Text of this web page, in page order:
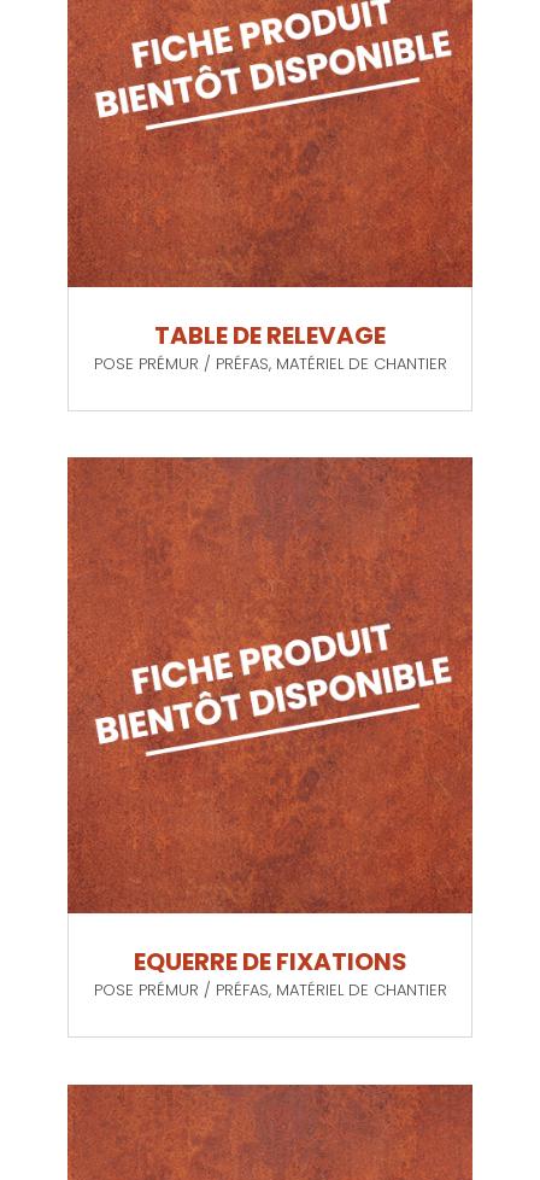
TABLE DE RELEVAGE
POSE PRÉMUR / PRÉFAS, MATÉRIEL DE CHANTIER
EQUERRE DE FIXATIONS
POSE PRÉMUR / PRÉFAS, MATÉRIEL DE CHANTIER